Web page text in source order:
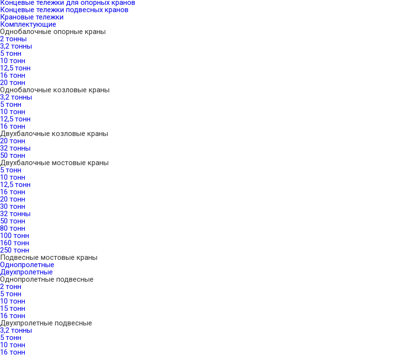
Концевые тележки для опорных кранов
Концевые тележки подвесных кранов
Крановые тележки
Комплектующие
Однобалочные опорные краны
2 тонны
3,2 тонны
5 тонн
10 тонн
12,5 тонн
16 тонн
20 тонн
Однобалочные козловые краны
3,2 тонны
5 тонн
10 тонн
12,5 тонн
16 тонн
Двухбалочные козловые краны
20 тонн
32 тонны
50 тонн
Двухбалочные мостовые краны
5 тонн
10 тонн
12,5 тонн
16 тонн
20 тонн
30 тонн
32 тонны
50 тонн
80 тонн
100 тонн
160 тонн
250 тонн
Подвесные мостовые краны
Однопролетные
Двухпролетные
Однопролетные подвесные
2 тонн
5 тонн
10 тонн
15 тонн
16 тонн
Двухпролетные подвесные
3,2 тонны
5 тонн
10 тонн
16 тонн